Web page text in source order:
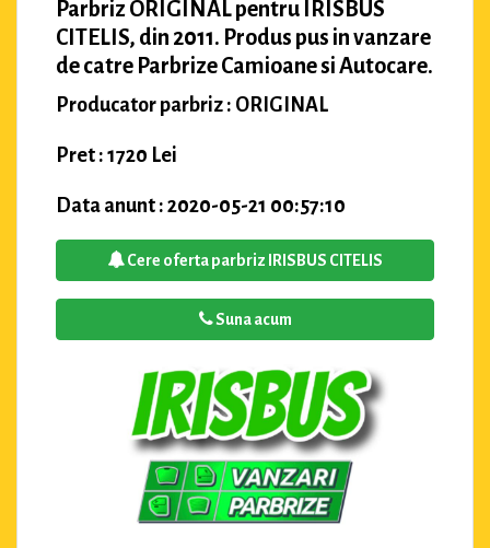
Parbriz ORIGINAL pentru IRISBUS
CITELIS, din 2011. Produs pus in vanzare
de catre Parbrize Camioane si Autocare.
Producator parbriz : ORIGINAL
Pret : 1720 Lei
Data anunt : 2020-05-21 00:57:10
Cere oferta parbriz IRISBUS CITELIS
Suna acum